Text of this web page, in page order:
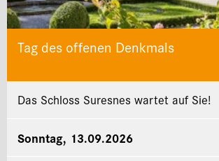
Tag des offenen Denkmals
Das Schloss Suresnes wartet auf Sie!
Sonntag, 13.09.2026